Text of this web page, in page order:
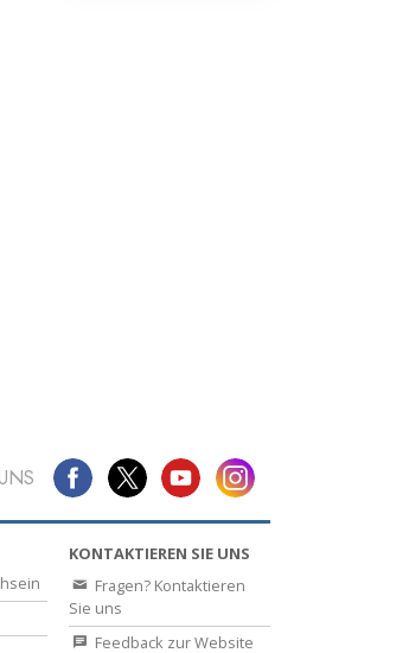
KONTAKTIEREN SIE UNS
Fragen? Kontaktieren
Sie uns
Feedback zur Website